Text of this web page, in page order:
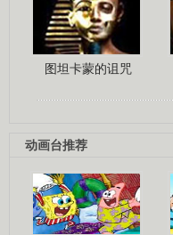
图坦卡蒙的诅咒
动画台推荐